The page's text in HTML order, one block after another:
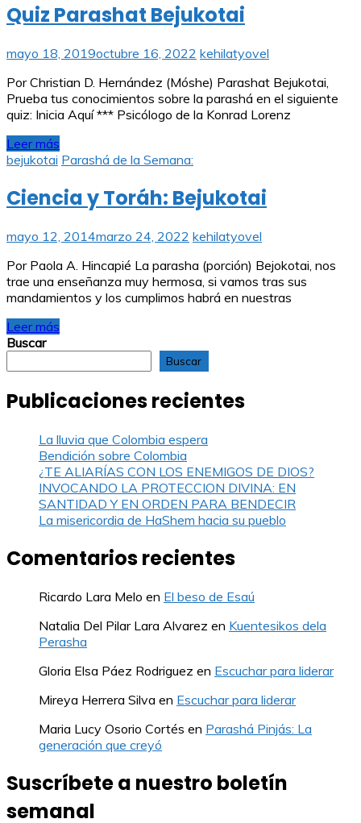
Quiz Parashat Bejukotai
mayo 18, 2019octubre 16, 2022 kehilatyovel
Por Christian D. Hernández (Móshe) Parashat Bejukotai,
Prueba tus conocimientos sobre la parashá en el siguiente
quiz: Inicia Aquí *** Psicólogo de la Konrad Lorenz
Leer más
bejukotai Parashá de la Semana:
Ciencia y Toráh: Bejukotai
mayo 12, 2014marzo 24, 2022 kehilatyovel
Por Paola A. Hincapié La parasha (porción) Bejokotai, nos
trae una enseñanza muy hermosa, si vamos tras sus
mandamientos y los cumplimos habrá en nuestras
Leer más
Buscar
Buscar
Publicaciones recientes
La lluvia que Colombia espera
Bendición sobre Colombia
¿TE ALIARÍAS CON LOS ENEMIGOS DE DIOS?
INVOCANDO LA PROTECCION DIVINA: EN
SANTIDAD Y EN ORDEN PARA BENDECIR
La misericordia de HaShem hacia su pueblo
Comentarios recientes
Ricardo Lara Melo en El beso de Esaú
Natalia Del Pilar Lara Alvarez en Kuentesikos dela
Perasha
Gloria Elsa Páez Rodriguez en Escuchar para liderar
Mireya Herrera Silva en Escuchar para liderar
Maria Lucy Osorio Cortés en Parashá Pinjás: La
generación que creyó
Suscríbete a nuestro boletín
semanal